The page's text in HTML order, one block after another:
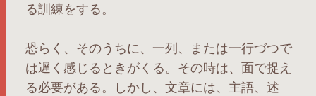
る訓練をする。
恐らく、そのうちに、一列、または一行づつで
は遅く感じるときがくる。その時は、面で捉え
る必要がある。しかし、文章には、主語、述